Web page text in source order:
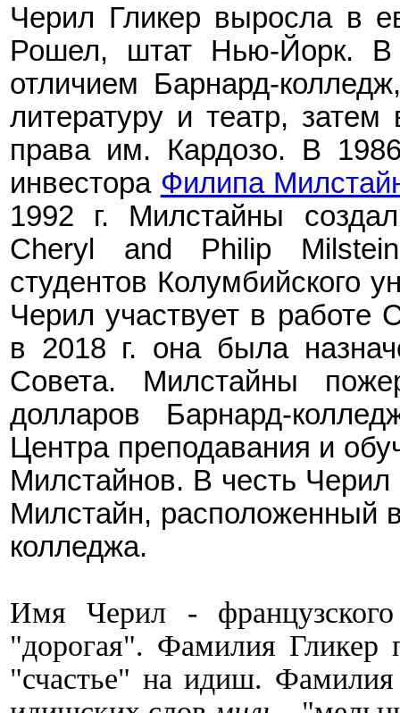
Черил Гликер выросла в
Рошел, штат Нью-Йорк. В
отличием Барнард-
литературу и театр,
права им. Кардозо. В
инвестора Филипа
1992 г. Милстайны
Cheryl and Philip
студентов Колумбийского
Черил участвует в работе
в 2018 г. она была
Совета. Милстайны
долларов Барнард-
Центра преподавания и
Милстайнов. В честь
Милстайн, расположенный
колледжа.
Имя Черил - французского
"дорогая". Фамилия Гликер
"счастье" на идиш.